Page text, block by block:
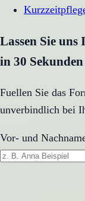
Lassen Sie
in 30
Fuellen Sie das
unverbindlich bei
Vor- und